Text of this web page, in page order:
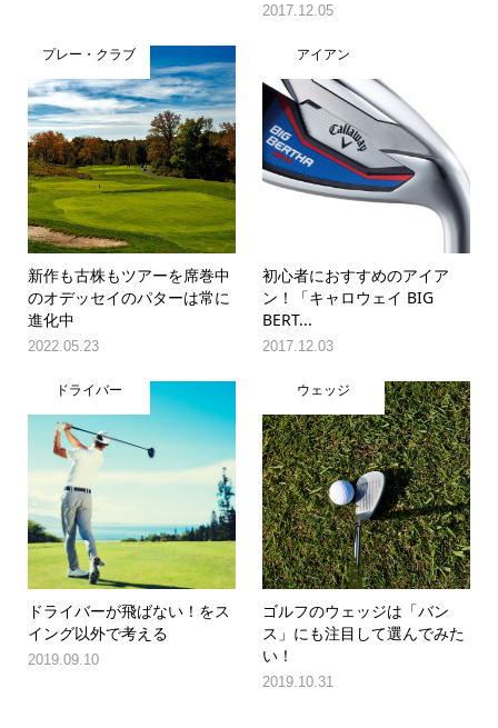
2017.12.05
プレー・クラブ
新作も古株もツアーを席巻中
のオデッセイのパターは常に
進化中
2022.05.23
アイアン
初心者におすすめのアイア
ン！「キャロウェイ BIG
BERT...
2017.12.03
ドライバー
ドライバーが飛ばない！をス
イング以外で考える
2019.09.10
ウェッジ
ゴルフのウェッジは「バン
ス」にも注目して選んでみた
い！
2019.10.31